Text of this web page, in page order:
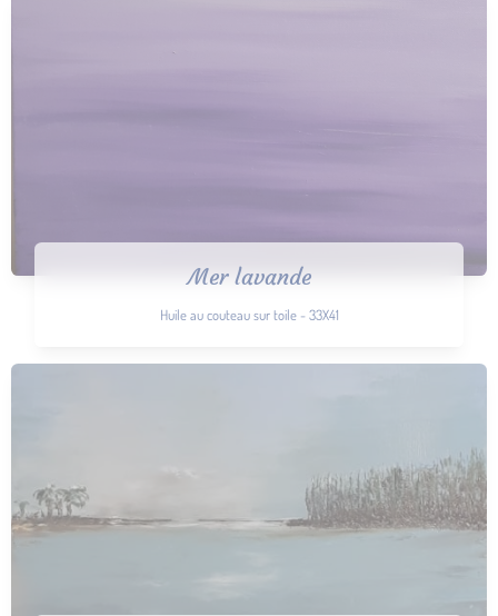
Mer lavande
Huile au couteau sur toile - 33X41